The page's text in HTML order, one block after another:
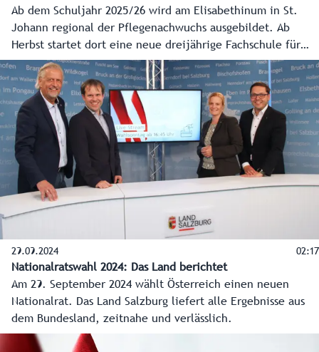
Ab dem Schuljahr 2025/26 wird am Elisabethinum in St.
Johann regional der Pflegenachwuchs ausgebildet. Ab
Herbst startet dort eine neue dreijährige Fachschule für
Sozialberufe mit Pflegevorbereitung. In Kooperation mit
der Kardinal Schwarzenberg Akademie (KSA) sollen so
jährlich bis zu 30 junge Menschen als Pflegeassistenz in der
Region, für die Region ausgebildet werden.
29.09.2024 02:17
Nationalratswahl 2024: Das Land berichtet
Am 29. September 2024 wählt Österreich einen neuen
Nationalrat. Das Land Salzburg liefert alle Ergebnisse aus
dem Bundesland, zeitnahe und verlässlich.